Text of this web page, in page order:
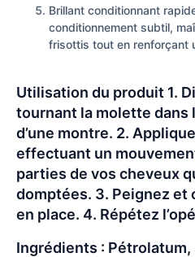
Brillant conditionnant
conditionnement subtil,
frisottis tout en renforçant
Utilisation du produit 1.
tournant la molette dans
d’une montre. 2.
effectuant un
parties de vos cheveux
domptées. 3. Peignez et
en place. 4. Répétez
Ingrédients :